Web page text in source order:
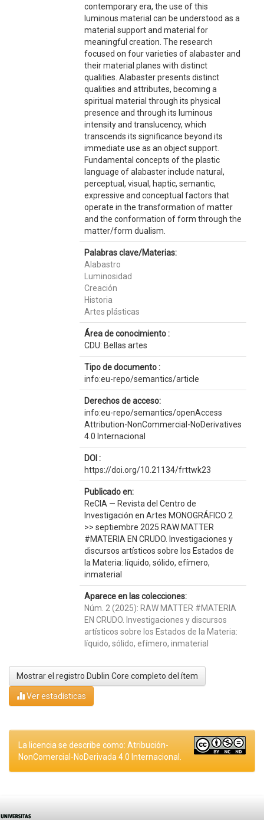
contemporary era, the use of this
luminous material can be understood as a
material support and material for
meaningful creation. The research
focused on four varieties of alabaster and
their material planes with distinct
qualities. Alabaster presents distinct
qualities and attributes, becoming a
spiritual material through its physical
presence and through its luminous
intensity and translucency, which
transcends its significance beyond its
immediate use as an object support.
Fundamental concepts of the plastic
language of alabaster include natural,
perceptual, visual, haptic, semantic,
expressive and conceptual factors that
operate in the transformation of matter
and the conformation of form through the
matter/form dualism.
Palabras clave/Materias:
Alabastro
Luminosidad
Creación
Historia
Artes plásticas
Área de conocimiento :
CDU: Bellas artes
Tipo de documento :
info:eu-repo/semantics/article
Derechos de acceso:
info:eu-repo/semantics/openAccess
Attribution-NonCommercial-NoDerivatives
4.0 Internacional
DOI :
https://doi.org/10.21134/frttwk23
Publicado en:
ReCIA — Revista del Centro de
Investigación en Artes MONOGRÁFICO 2
>> septiembre 2025 RAW MATTER
#MATERIA EN CRUDO. Investigaciones y
discursos artísticos sobre los Estados de
la Materia: líquido, sólido, efímero,
inmaterial
Aparece en las colecciones:
Núm. 2 (2025): RAW MATTER #MATERIA
EN CRUDO. Investigaciones y discursos
artísticos sobre los Estados de la Materia:
líquido, sólido, efímero, inmaterial
Mostrar el registro Dublin Core completo del ítem
Ver estadísticas
La licencia se describe como: Atribución-
NonComercial-NoDerivada 4.0 Internacional.